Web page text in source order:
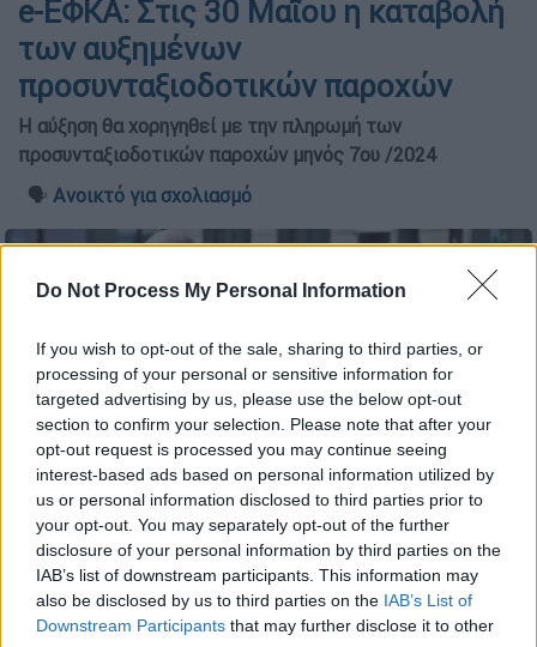
Do Not Process My Personal Information
If you wish to opt-out of the sale, sharing to third parties, or
processing of your personal or sensitive information for
targeted advertising by us, please use the below opt-out
section to confirm your selection. Please note that after your
opt-out request is processed you may continue seeing
interest-based ads based on personal information utilized by
us or personal information disclosed to third parties prior to
your opt-out. You may separately opt-out of the further
disclosure of your personal information by third parties on the
IAB’s list of downstream participants. This information may
also be disclosed by us to third parties on the IAB’s List of
Downstream Participants that may further disclose it to other
e-ΕΦΚΑ: Στις 30 Μαΐου η καταβολή
των αυξημένων
προσυνταξιοδοτικών παροχών
Η αύξηση θα χορηγηθεί με την πληρωμή των
προσυνταξιοδοτικών παροχών μηνός 7ου /2024
🗣️ Ανοικτό για σχολιασμό
ΕΦΚΑ
Προσθέστε το ΕΘΝΟΣ στη Google